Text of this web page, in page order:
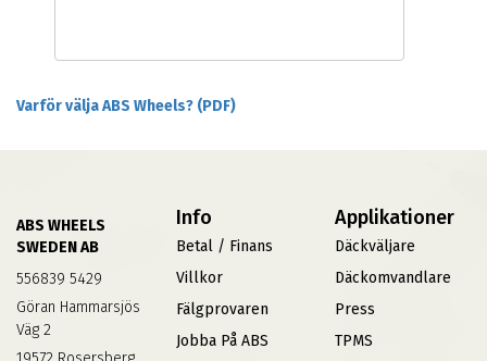
Varför välja ABS Wheels? (PDF)
ABS WHEELS
SWEDEN AB
556839 5429
Göran Hammarsjös
Väg 2
Info
Betal / Finans
Villkor
Fälgprovaren
Jobba På ABS
Applikationer
Däckväljare
Däckomvandlare
Press
TPMS